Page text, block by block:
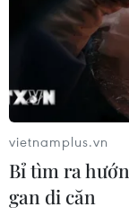
Từ mở rộng
chất lượng
06/08/2026 04:23
Alphabet cải tổ
giữa cuộc đua
06/08/2026 04:22
vietnamplus.vn
Bỉ tìm ra
gan di căn